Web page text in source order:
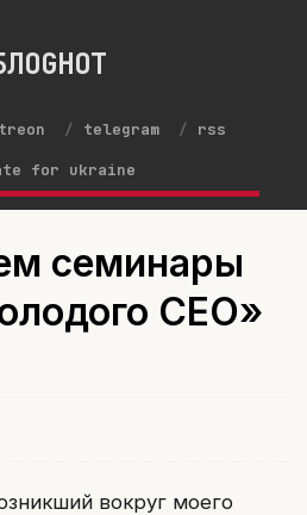
telegram
rss
for ukraine
семинары
CEO»
вокруг моего